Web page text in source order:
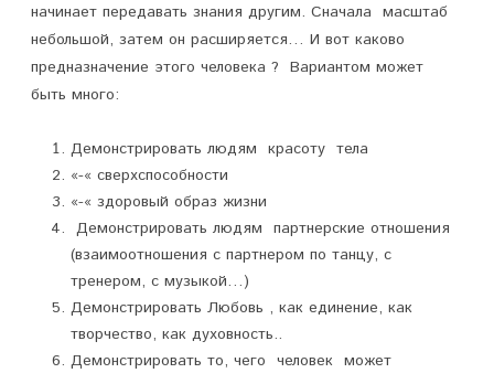
начинает передавать знания другим. Сначала масштаб
небольшой, затем он расширяется… И вот каково
предназначение этого человека ? Вариантом может
быть много:
Демонстрировать людям красоту тела
«-« сверхспособности
«-« здоровый образ жизни
Демонстрировать людям партнерские отношения
(взаимоотношения с партнером по танцу, с
тренером, с музыкой…)
Демонстрировать Любовь , как единение, как
творчество, как духовность..
Демонстрировать то, чего человек может